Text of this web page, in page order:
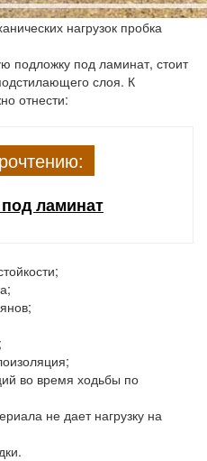
нагрузок пробка
подложку под ламинат, стоит
слоя. К
отнести:
ламинат
во время ходьбы по
не дает нагрузку на